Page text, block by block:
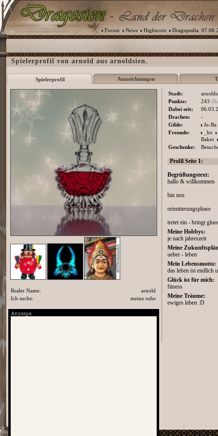
Forum News Highscore Dragopedia
Spielerprofil von arnold aus arnoldsien.
Spielerprofil Auszeichnungen
Stadt:
Punkte:
243
Dabei seit:
Drachen:
-
Gilde:
Jo-Ba
Freunde:
_bo
Baker
Geschenke:
Profil Seite 1:
Begrüßungstext:
hallo & willkommen
bin neu
orientierungsphase
tretet ein - bringt
Meine Hobbys:
je nach jahreszeit
Meine
ueber - leben
Mein Lebensmotto:
das leben ist endlich
Glück ist für mich:
fitness
Meine Träume:
ewiges leben :D
Realer Name:
arnold
Ich suche:
meine ruhe